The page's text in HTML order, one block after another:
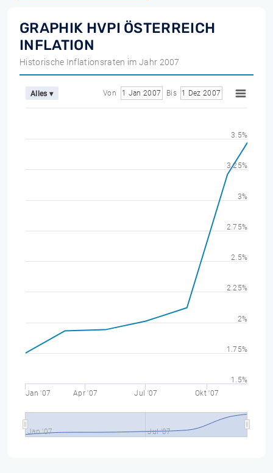
GRAPHIK HVPI ÖSTERREICH
INFLATION
Historische Inflationsraten im Jahr 2007
Alles ▾ Von 1 Jan 2007 Bis 1 Dez 2007
Jan '07 Apr '07 Jul '07 Okt '07
Jan '07 Jul '07
1.5%
1.75%
2%
2.25%
2.5%
2.75%
3%
3.25%
3.5%